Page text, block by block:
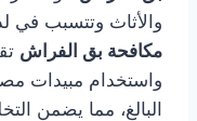
والأثاث وتتسبب
مكافحة بق الفراش
واستخدام مبيدات
البالغ، مما يضمن